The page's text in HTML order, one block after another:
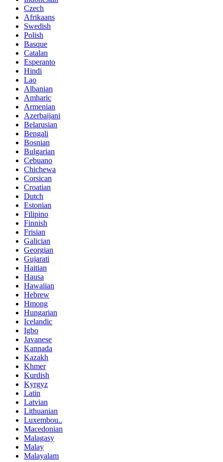
Czech
Afrikaans
Swedish
Polish
Basque
Catalan
Esperanto
Hindi
Lao
Albanian
Amharic
Armenian
Azerbaijani
Belarusian
Bengali
Bosnian
Bulgarian
Cebuano
Chichewa
Corsican
Croatian
Dutch
Estonian
Filipino
Finnish
Frisian
Galician
Georgian
Gujarati
Haitian
Hausa
Hawaiian
Hebrew
Hmong
Hungarian
Icelandic
Igbo
Javanese
Kannada
Kazakh
Khmer
Kurdish
Kyrgyz
Latin
Latvian
Lithuanian
Luxembou..
Macedonian
Malagasy
Malay
Malayalam